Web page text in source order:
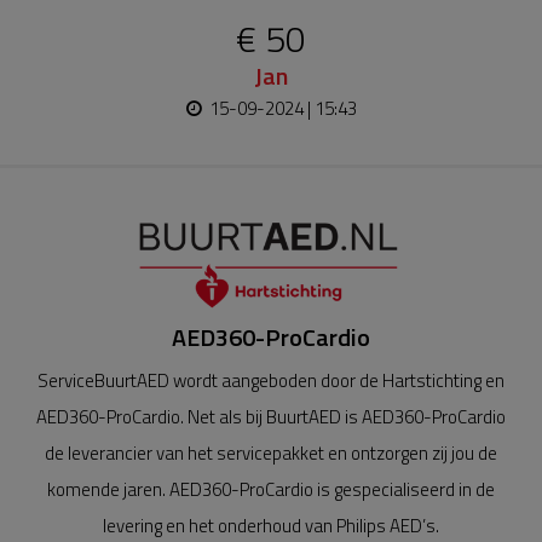
€ 50
Jan
15-09-2024 | 15:43
AED360-ProCardio
ServiceBuurtAED wordt aangeboden door de Hartstichting en
AED360-ProCardio. Net als bij BuurtAED is AED360-ProCardio
de leverancier van het servicepakket en ontzorgen zij jou de
komende jaren. AED360-ProCardio is gespecialiseerd in de
levering en het onderhoud van Philips AED’s.